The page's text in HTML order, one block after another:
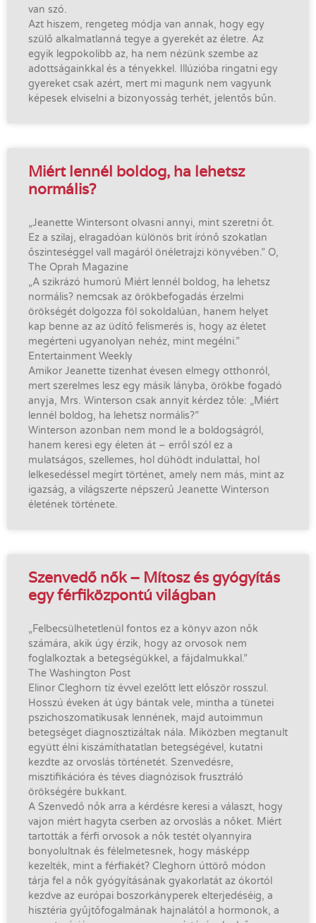
van szó.
Azt hiszem, rengeteg módja van annak, hogy egy
szülő alkalmatlanná tegye a gyerekét az életre. Az
egyik legpokolibb az, ha nem nézünk szembe az
adottságainkkal és a tényekkel. Illúzióba ringatni egy
gyereket csak azért, mert mi magunk nem vagyunk
képesek elviselni a bizonyosság terhét, jelentős bűn.
Miért lennél boldog, ha lehetsz
normális?
„Jeanette Wintersont olvasni annyi, mint szeretni őt.
Ez a szilaj, elragadóan különös brit írónő szokatlan
őszinteséggel vall magáról önéletrajzi könyvében.” O,
The Oprah Magazine
„A szikrázó humorú Miért lennél boldog, ha lehetsz
normális? nemcsak az örökbefogadás érzelmi
örökségét dolgozza föl sokoldalúan, hanem helyet
kap benne az az üdítő felismerés is, hogy az életet
megérteni ugyanolyan nehéz, mint megélni.”
Entertainment Weekly
Amikor Jeanette tizenhat évesen elmegy otthonról,
mert szerelmes lesz egy másik lányba, örökbe fogadó
anyja, Mrs. Winterson csak annyit kérdez tőle: „Miért
lennél boldog, ha lehetsz normális?”
Winterson azonban nem mond le a boldogságról,
hanem keresi egy életen át – erről szól ez a
mulatságos, szellemes, hol dühödt indulattal, hol
lelkesedéssel megírt történet, amely nem más, mint az
igazság, a világszerte népszerű Jeanette Winterson
életének története.
Szenvedő nők – Mítosz és gyógyítás
egy férfiközpontú világban
„Felbecsülhetetlenül fontos ez a könyv azon nők
számára, akik úgy érzik, hogy az orvosok nem
foglalkoztak a betegségükkel, a fájdalmukkal.”
The Washington Post
Elinor Cleghorn tíz évvel ezelőtt lett először rosszul.
Hosszú éveken át úgy bántak vele, mintha a tünetei
pszichoszomatikusak lennének, majd autoimmun
betegséget diagnosztizáltak nála. Miközben megtanult
együtt élni kiszámíthatatlan betegségével, kutatni
kezdte az orvoslás történetét. Szenvedésre,
misztifikációra és téves diagnózisok frusztráló
örökségére bukkant.
A Szenvedő nők arra a kérdésre keresi a választ, hogy
vajon miért hagyta cserben az orvoslás a nőket. Miért
tartották a férfi orvosok a nők testét olyannyira
bonyolultnak és félelmetesnek, hogy másképp
kezelték, mint a férfiakét? Cleghorn úttörő módon
tárja fel a nők gyógyításának gyakorlatát az ókortól
kezdve az európai boszorkányperek elterjedéséig, a
hisztéria gyűjtőfogalmának hajnalától a hormonok, a